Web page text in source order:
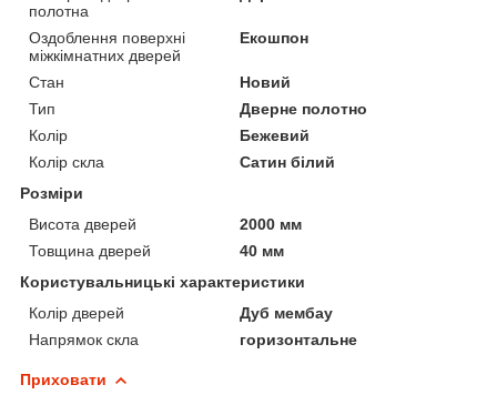
полотна
Оздоблення поверхні
міжкімнатних дверей
Екошпон
Стан
Новий
Тип
Дверне полотно
Колір
Бежевий
Колір скла
Сатин білий
Розміри
Висота дверей
2000 мм
Товщина дверей
40 мм
Користувальницькі характеристики
Колір дверей
Дуб мембау
Напрямок скла
горизонтальне
Приховати